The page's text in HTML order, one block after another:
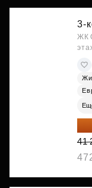
3-
ЖК
41